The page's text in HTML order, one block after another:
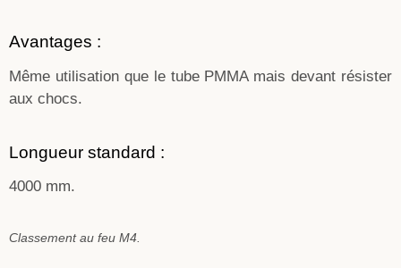
Avantages :
Même utilisation que le tube PMMA mais devant résister
aux chocs.
Longueur standard :
4000 mm.
Classement au feu M4.